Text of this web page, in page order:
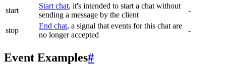
start
Start chat, it's intended to start a chat without
sending a message by the client
-
stop
End chat, a signal that events for this chat are
no longer accepted
-
Event Examples#